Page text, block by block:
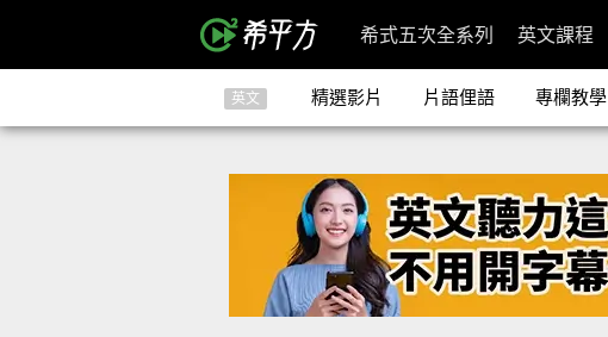
希式五次全系列 英文課程
英文 精選影片 片語俚語 專欄教學